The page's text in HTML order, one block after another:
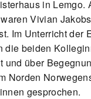
in Lemgo.
Vivian
Im Unterricht der
die beiden
und über
Norden
gesprochen.